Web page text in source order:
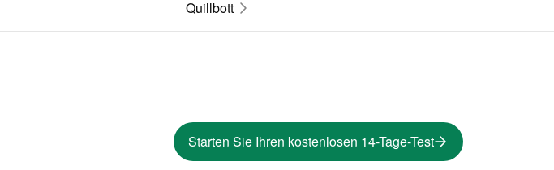
Quillbott
Starten Sie Ihren kostenlosen 14-Tage-Test